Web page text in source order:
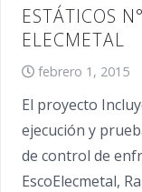
ESTÁTICOS
ELECMETAL
febrero 1, 2015
El proyecto
ejecución y
de control de
EscoElecmetal,